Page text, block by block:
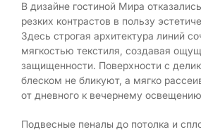
В дизайне гостиной Мира
резких контрастов в пользу
Здесь строгая архитектура линий
мягкостью текстиля, создавая
защищенности. Поверхности с
блеском не бликуют, а мягко
от дневного к вечернему
Подвесные пеналы до потолка и